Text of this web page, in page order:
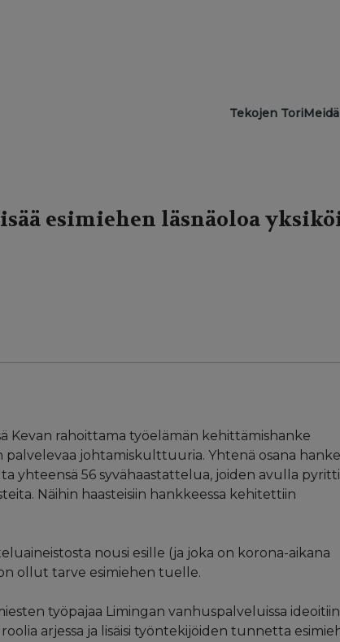
Main
Tekojen Tori
esimiehen läsnäoloa
Kevan rahoittama työelämän kehittämishanke
palvelevaa johtamiskulttuuria. Yhtenä osana
yhteensä 56 syvähaastattelua, joiden avulla
Näihin haasteisiin hankkeessa kehitettiin
nousi esille (ja joka on korona-aikana
ollut tarve esimiehen tuelle.
työpajaa Limingan vanhuspalveluissa ideoitiin
arjessa ja lisäisi työntekijöiden tunnetta